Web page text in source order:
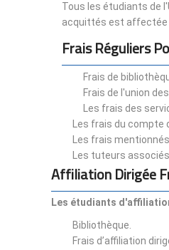
Tous les étudiants de
acquittés est affectée
Frais Réguliers
Frais de
Frais de l'union
Les frais des
Les frais du compte
Les frais
Les tuteurs
Affiliation Dirigée
Les étudiants
Bibliothèque.
Frais d’affiliation